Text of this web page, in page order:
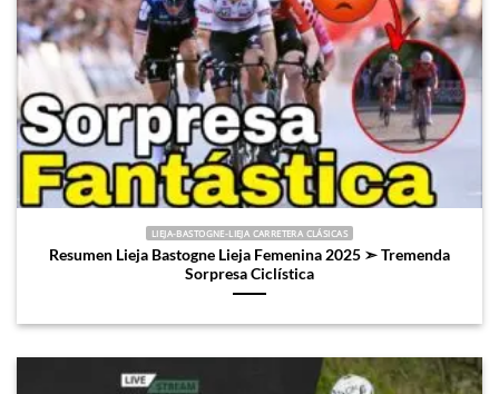
LIEJA-BASTOGNE-LIEJA CARRETERA CLÁSICAS
Resumen Lieja Bastogne Lieja Femenina 2025 ➣ Tremenda
Sorpresa Ciclística